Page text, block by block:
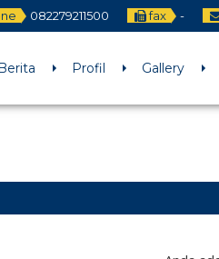
082279211500 fax -
Profil Gallery